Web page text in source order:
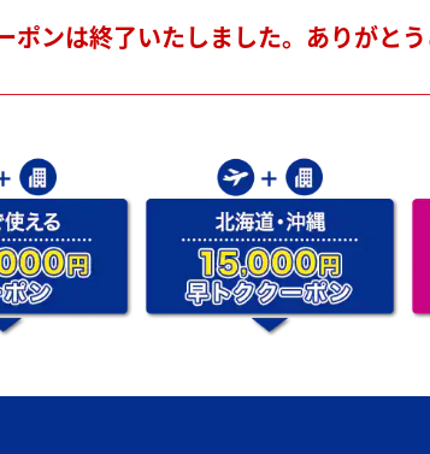
ポンは終了いたしました。ありがとう